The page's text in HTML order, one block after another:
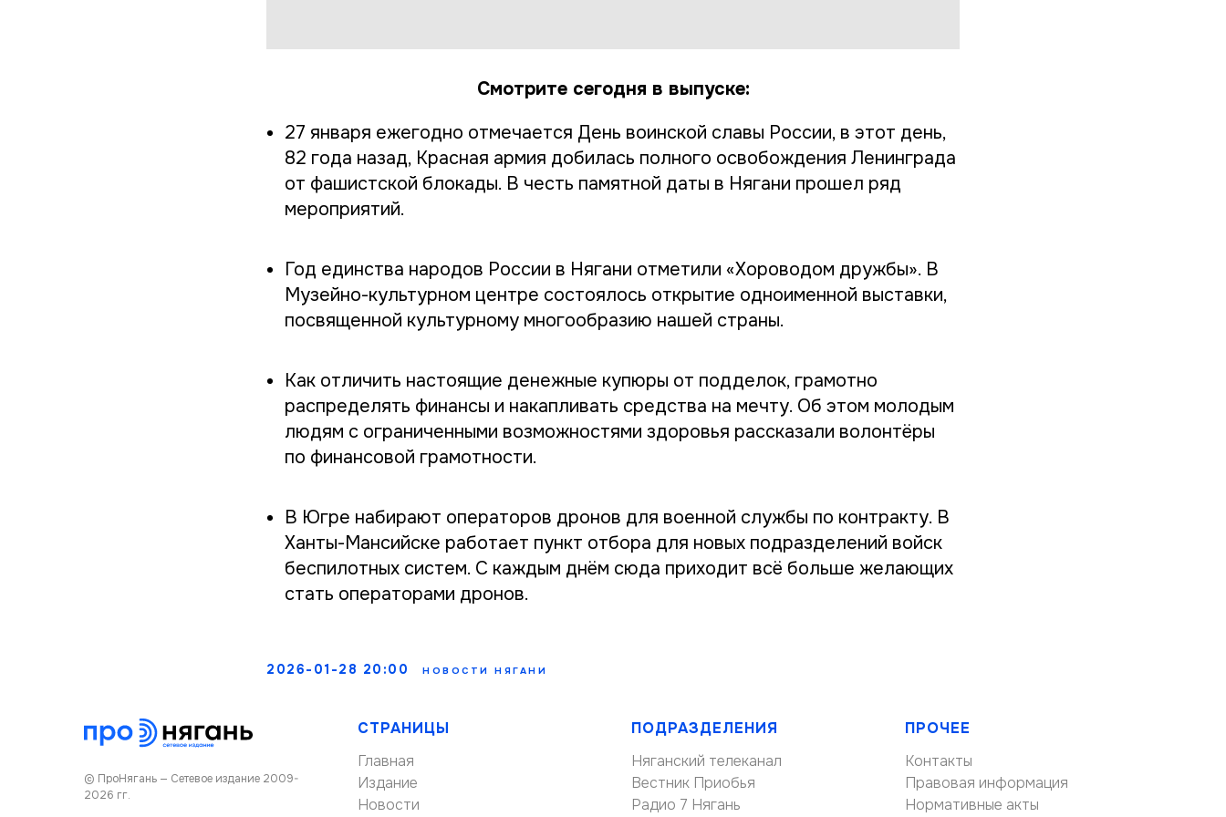
Смотрите сегодня в выпуске:
27 января ежегодно отмечается День воинской славы России, в этот день,
82 года назад, Красная армия добилась полного освобождения Ленинграда
от фашистской блокады. В честь памятной даты в Нягани прошел ряд
мероприятий.
Год единства народов России в Нягани отметили «Хороводом дружбы». В
Музейно-культурном центре состоялось открытие одноименной выставки,
посвященной культурному многообразию нашей страны.
Как отличить настоящие денежные купюры от подделок, грамотно
распределять финансы и накапливать средства на мечту. Об этом молодым
людям с ограниченными возможностями здоровья рассказали волонтёры
по финансовой грамотности.
В Югре набирают операторов дронов для военной службы по контракту. В
Ханты-Мансийске работает пункт отбора для новых подразделений войск
беспилотных систем. С каждым днём сюда приходит всё больше желающих
стать операторами дронов.
2026-01-28 20:00 НОВОСТИ НЯГАНИ
© ПроНягань — Сетевое издание 2009-
2026 гг.
СТРАНИЦЫ
Главная
Издание
Новости
ПОДРАЗДЕЛЕНИЯ
Няганский телеканал
Вестник Приобья
Радио 7 Нягань
ПРОЧЕЕ
Контакты
Правовая информация
Нормативные акты